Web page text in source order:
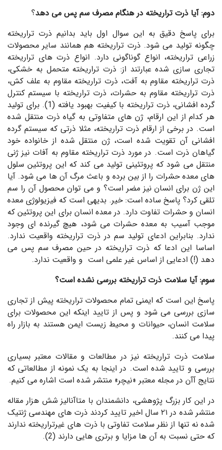
دوم: آیا ذرت تراریخته در هنگام مصرف سم پس می دهد؟
برای پاسخ دقیق به این سوال اول باید بدانیم ذرت تراریخته
چگونه تولید می شود. ذرت تراریخته هم همانند سایر محصولات
زراعی تراریخته، انواع گوناگونی دارد. انواع ذرت های تراریخته
تجاری سازی شده عبارتند از: ذرت تراریخته متحمل به خشکی،
ذرت تراریخته مقاوم به آفت، ذرت تراریخته مقاوم به علف کش،
ذرت تراریخته مقاوم به حشرات، ذرت تراریخته با سیستم کنترل
گرده افشانی، ذرت تراریخته با کیفیت بهبود یافته (1). برای تولید
هر کدام از این ارقام، ژن های متفاوتی به گیاه ذرت منتقل شده
است. در برخی از ارقام ذرت تراریخته، مثلا ذرتی که سیستم گرده
افشانی آن تقویت شده است، ژن منتقل شده از خانواده خود
گیاهان ذرت است. در مورد ذرت تراریخته مقاوم به آفات نیز ژنی
منتقل می شود که پروتئینی تولید می کند که این پروتئین سلول
های معده حشرات را از بین برده و باعث مرگ آن ها می شود. آیا
این ژن برای انسان نیز مضر است؟ و می توان محصول آن را سم
تلقی کرد؟ پاسخ ساده است: خیر. بدیهی است که فیزیولوژی معده
انسان و حشرات تفاوت دارد. در معده انسان برای این پروتئین که
موجب آسیب به معده حشرات می شود، هیچ گیرنده ای وجود
ندارد. بنابراین ادعای تولید سم در ذرت تراریخته واقعیت ندارد.
اساسا این ادعا که ذرت تراریخته در حین مصرف سم پس می
دهد (!) ادعایی از اساس غیر علمی است و واقعیت ندارد.
سوم: آیا سلامت ذرت تراریخته بررسی نشده است؟
پاسخ این است که ایمنی تمام محصولات تراریخته پیش از تجاری
سازی بررسی می شود و پس از تایید اینکه این محصولات برای
سلامت انسان، حیوانات و محیط زیست ایمن هستند به بازار راه
پیدا می کنند.
سلامت ذرت تراریخته نیز در مطالعات و مقالات معتبر بسیاری
بررسی و تایید شده است. در اینجا به یک نمونه از مطالعاتی که
نتایج آآن در مجله معتبر «نیچر» منتشر شده است اشاره می کنیم.
در این کار بزرگ پژوهشی، دانشمندان با متاآنالیز شش هزار مقاله
منتشر شده در ۲۱ سال اخیر تایید کردند ذرت های مهندسی ژنتیک
شده نه تنها از نظر سلامت تفاوتی با ذرت های غیرتراریخته ندارند
که حتی نسبت به آن ها مزایا و برتری هایی دارند (2).